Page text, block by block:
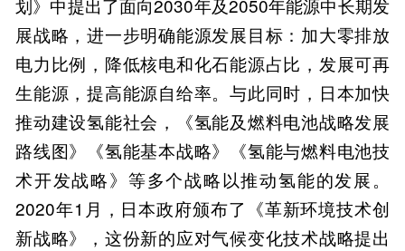
划》中提出了面向2030年及2050年能源中长期发
展战略，进一步明确能源发展目标：加大零排放
电力比例，降低核电和化石能源占比，发展可再
生能源，提高能源自给率。与此同时，日本加快
推动建设氢能社会，《氢能及燃料电池战略发展
路线图》《氢能基本战略》《氢能与燃料电池技
术开发战略》等多个战略以推动氢能的发展。
2020年1月，日本政府颁布了《革新环境技术创
新战略》，这份新的应对气候变化技术战略提出